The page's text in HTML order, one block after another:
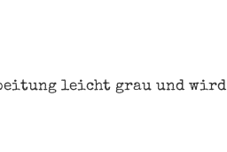
leicht grau und wird